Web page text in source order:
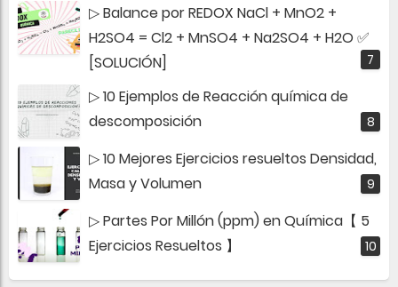
▷ Balance por REDOX NaCl + MnO2 +
H2SO4 = Cl2 + MnSO4 + Na2SO4 + H2O ✅
[SOLUCIÓN]
▷ 10 Ejemplos de Reacción química de
descomposición
▷ 10 Mejores Ejercicios resueltos Densidad,
Masa y Volumen
▷ Partes Por Millón (ppm) en Química【 5
Ejercicios Resueltos 】